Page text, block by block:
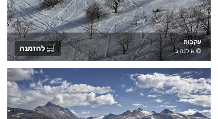
עקבות
אילנה ב
להזמנה